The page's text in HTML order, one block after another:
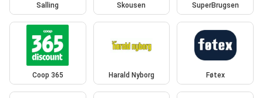
Salling Skousen SuperBrugsen
Coop 365 Harald Nyborg Føtex